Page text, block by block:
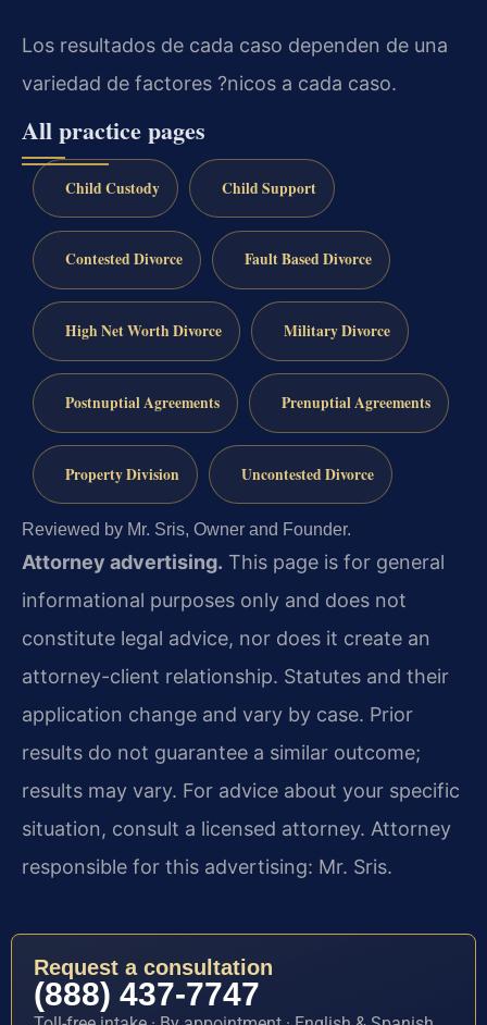
Los resultados de cada caso dependen de una
variedad de factores ?nicos a cada caso.
All practice pages
Child Custody Child Support
Contested Divorce Fault Based Divorce
High Net Worth Divorce Military Divorce
Postnuptial Agreements Prenuptial Agreements
Property Division Uncontested Divorce
Reviewed by Mr. Sris, Owner and Founder.
Attorney advertising. This page is for general
informational purposes only and does not
constitute legal advice, nor does it create an
attorney-client relationship. Statutes and their
application change and vary by case. Prior
results do not guarantee a similar outcome;
results may vary. For advice about your specific
situation, consult a licensed attorney. Attorney
responsible for this advertising: Mr. Sris.
Request a consultation
(888) 437-7747